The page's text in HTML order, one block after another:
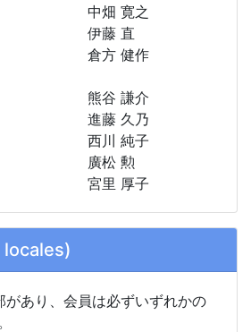
中畑 寛之
伊藤 直
倉方 健作
熊谷 謙介
進藤 久乃
西川 純子
廣松 勲
宮里 厚子
あり、会員は必ずいずれかの